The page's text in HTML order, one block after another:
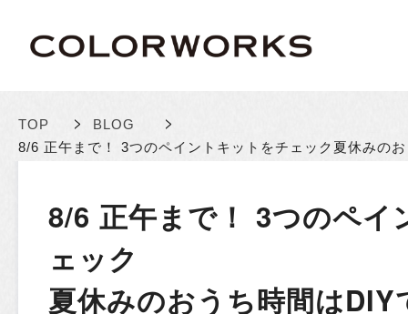
TOP > BLOG >
8/6 正午まで！ 3つのペイントキットをチェック 夏休みの
8/6 正午まで！ 3つのペイ
ェック
夏休みのおうち時間は